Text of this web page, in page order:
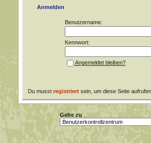
Anmelden
Benutzername:
Kennwort:
Angemeldet bleiben?
Du musst registriertsein, um diese Seite
Gehe zu